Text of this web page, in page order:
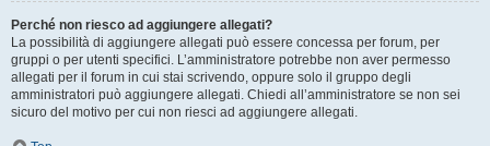
Perché non riesco ad aggiungere allegati?
La possibilità di aggiungere allegati può essere concessa per forum, per
gruppi o per utenti specifici. L’amministratore potrebbe non aver permesso
allegati per il forum in cui stai scrivendo, oppure solo il gruppo degli
amministratori può aggiungere allegati. Chiedi all’amministratore se non sei
sicuro del motivo per cui non riesci ad aggiungere allegati.